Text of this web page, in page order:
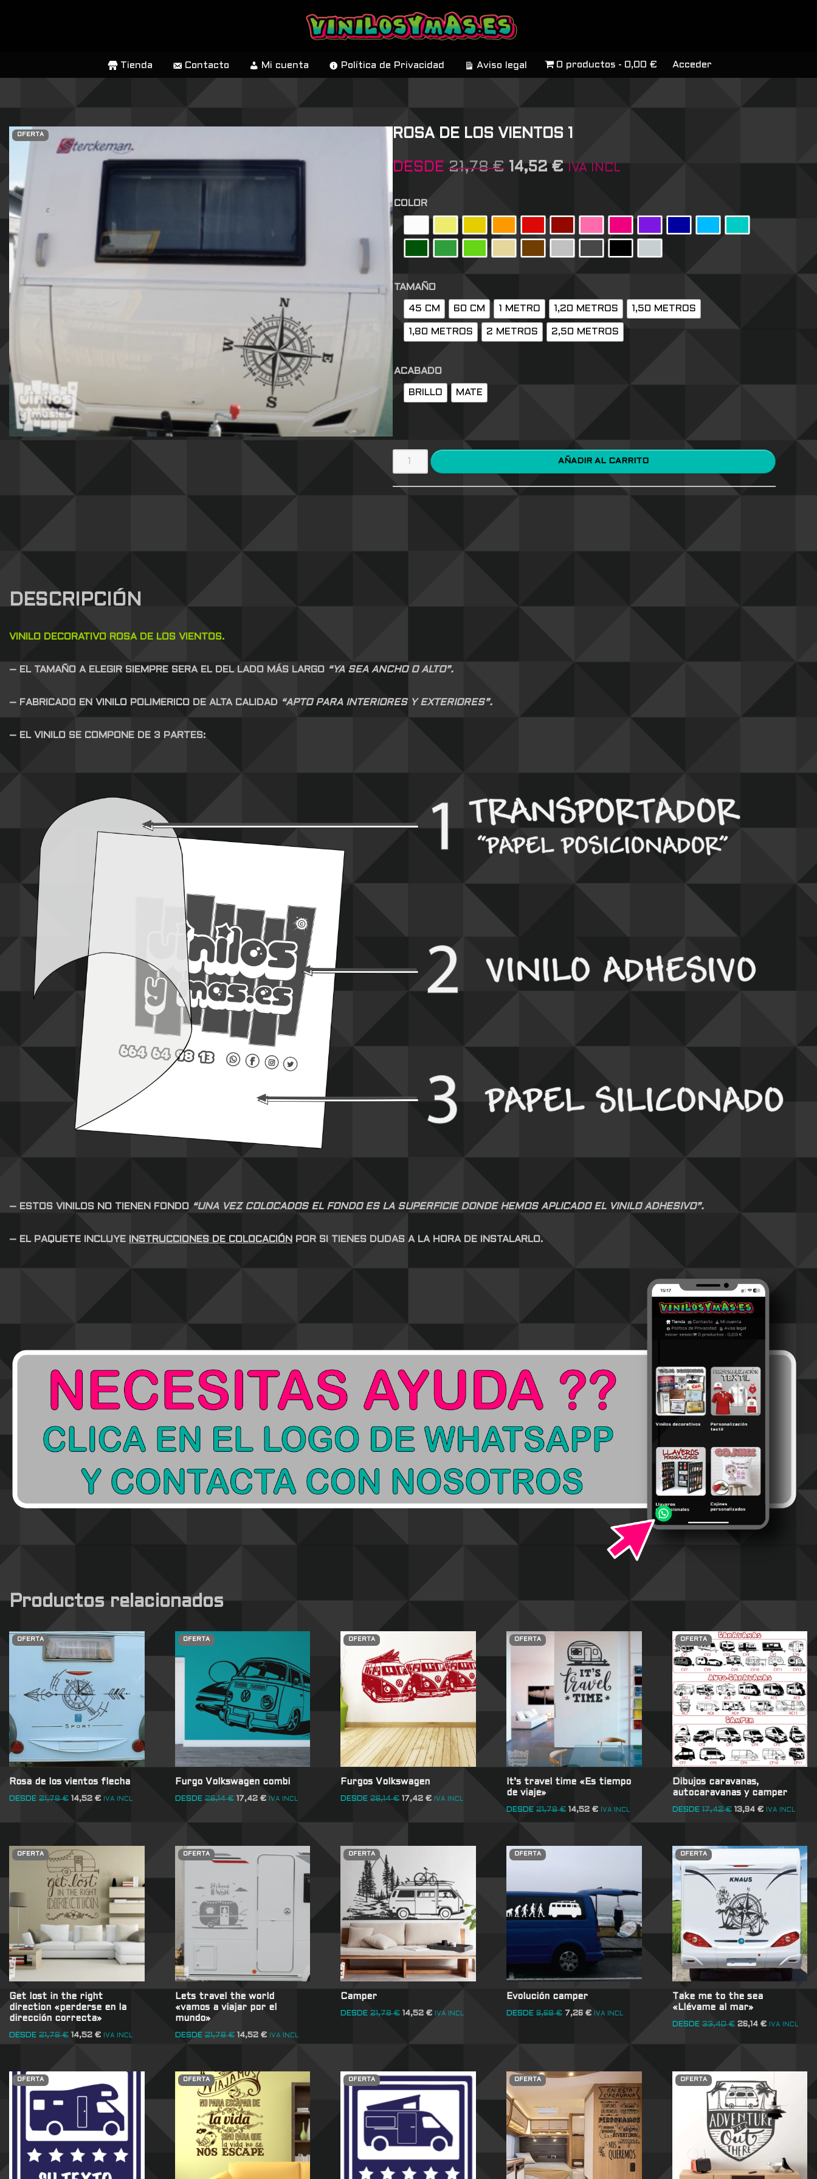
Tienda Contacto Mi cuenta Política de Privacidad Aviso legal 0 productos 0,00 € Acceder
OFERTA ROSA DE LOS VIENTOS 1
DESDE 21,78€ 14,52 € IVA INCL
COLOR
TAMAÑO
45 CM 60 CM 1 METRO 1,20 METROS 1,50 METROS
1,80 METROS 2 METROS 2,50 METROS
ACABADO
BRILLO MATE
AÑADIR AL CARRITO
DESCRIPCIÓN
VINILO DECORATIVO ROSA DE LOS VIENTOS.
– EL TAMAÑO A ELEGIR SIEMPRE SERA EL DEL LADO MÁS LARGO “YA SEA ANCHO O ALTO”.
– FABRICADO EN VINILO POLIMERICO DE ALTA CALIDAD “APTO PARA INTERIORES Y EXTERIORES”.
– EL VINILO SE COMPONE DE 3 PARTES:
– ESTOS VINILOS NO TIENEN FONDO “UNA VEZ COLOCADOS EL FONDO ES LA SUPERFICIE DONDE HEMOS APLICADO EL VINILO ADHESIVO”.
– EL PAQUETE INCLUYE INSTRUCCIONES DE COLOCACIÓN POR SI TIENES DUDAS A LA HORA DE INSTALARLO.
Productos relacionados
OFERTA
Rosa de los vientos flecha
DESDE 21,78€ 14,52 € IVA INCL
OFERTA
Furgo Volkswagen combi
DESDE 26,14€ 17,42 € IVA INCL
OFERTA
Furgos Volkswagen
DESDE 26,14€ 17,42€ IVA INCL
OFERTA
It’s travel time «Es tiempo
de viaje»
DESDE 21,78€ 14,52 € IVA INCL
OFERTA
Dibujos caravanas,
autocaravanas y camper
DESDE 17,42€ 13,94 € IVA INCL
OFERTA
Get lost in the right
direction «perderse en la
dirección correcta»
DESDE 21,78€ 14,52 € IVA INCL
OFERTA
Lets travel the world
«vamos a viajar por el
mundo»
DESDE 21,78€ 14,52 € IVA INCL
OFERTA
Camper
DESDE 21,78€ 14,52€ IVA INCL
OFERTA
Evolución camper
DESDE 9,68€ 7,26 € IVA INCL
OFERTA
Take me to the sea
«Llévame al mar»
DESDE 33,40€ 26,14 € IVA INCL
OFERTA OFERTA OFERTA OFERTA OFERTA